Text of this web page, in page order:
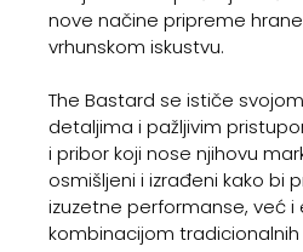
nove načine pripreme
vrhunskom iskustvu.
The Bastard se ističe
detaljima i pažljivim
i pribor koji nose njihovu
osmišljeni i izrađeni kako bi
izuzetne performanse, već i
kombinacijom